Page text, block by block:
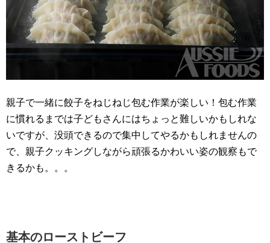
親子で一緒に餃子をねじねじ包む作業が楽しい！包む作業
に慣れるまでは子どもさんにはちょっと難しいかもしれな
いですが、没頭できるので集中してやるかもしれませんの
で、親子クッキングしながら頑張るかわいい姿の観察もで
きるかも。。。
基本のローストビーフ